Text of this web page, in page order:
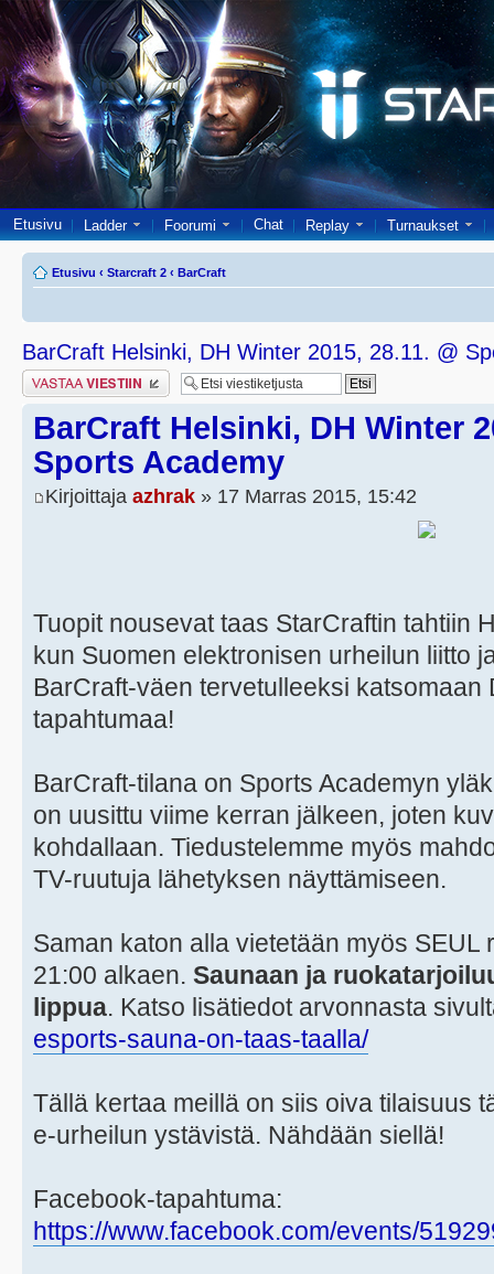
Etusivu Ladder Foorumi Chat Replay Turnaukset
Etusivu ‹ Starcraft 2 ‹ BarCraft
BarCraft Helsinki, DH Winter 2015, 28.11. @
Lähetä vastaus
BarCraft Helsinki, DH Winter
Sports Academy
Kirjoittaja azhrak » 17 Marras 2015, 15:42
Tuopit nousevat taas StarCraftin tahtiin
kun Suomen elektronisen urheilun liitto
BarCraft-väen tervetulleeksi
tapahtumaa!
BarCraft-tilana on Sports Academyn
on uusittu viime kerran jälkeen, joten
kohdallaan. Tiedustelemme myös
TV-ruutuja lähetyksen näyttämiseen.
Saman katon alla vietetään myös
21:00 alkaen. Saunaan ja
lippua. Katso lisätiedot arvonnasta
esports-sauna-on-taas-taalla/
Tällä kertaa meillä on siis oiva tilaisuus
e-urheilun ystävistä. Nähdään siellä!
Facebook-tapahtuma:
https://www.facebook.com/events/